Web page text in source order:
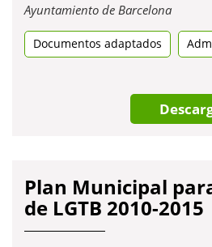
Ayuntamiento de BarcelonaObre
una
Documentos adaptados
Plan Municipal
de LGTB 2010-2015